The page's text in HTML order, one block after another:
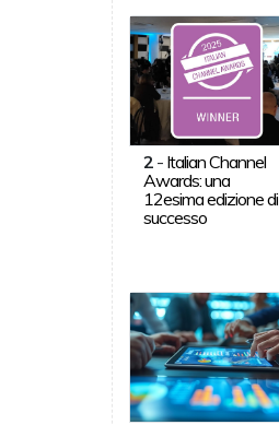
2- Italian Channel
Awards: una
12esima edizione di
successo